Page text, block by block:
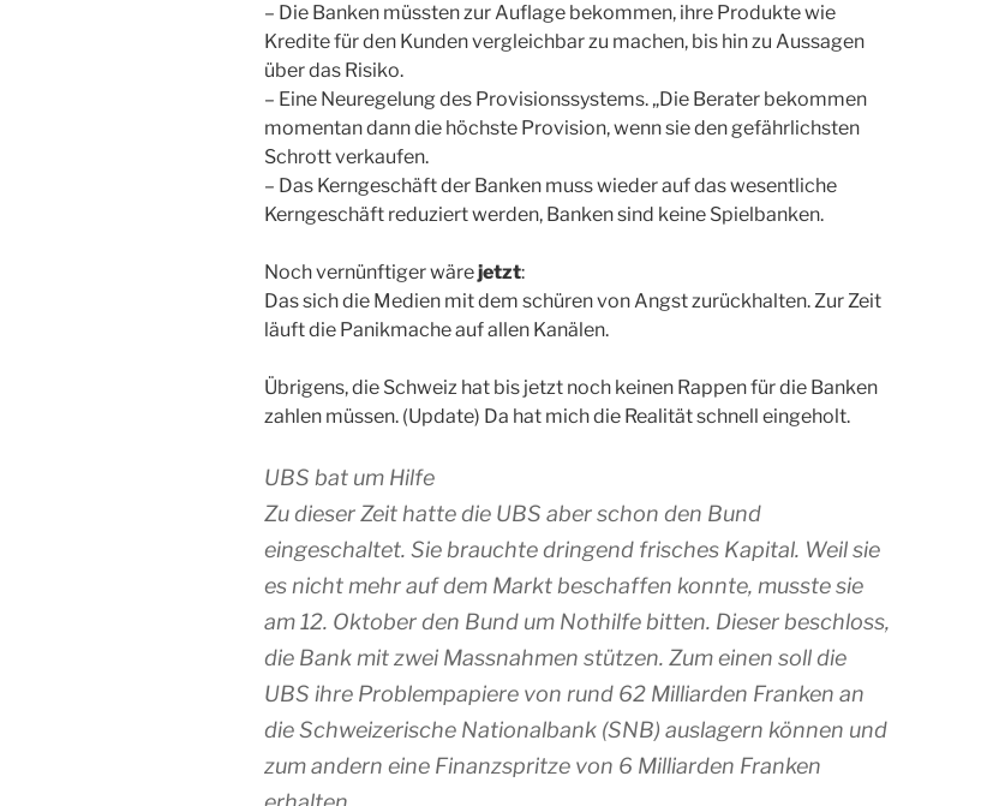
– Die Banken müssten zur Auflage bekommen, ihre Produkte wie
Kredite für den Kunden vergleichbar zu machen, bis hin zu Aussagen
über das Risiko.
– Eine Neuregelung des Provisionssystems. „Die Berater bekommen
momentan dann die höchste Provision, wenn sie den gefährlichsten
Schrott verkaufen.
– Das Kerngeschäft der Banken muss wieder auf das wesentliche
Kerngeschäft reduziert werden, Banken sind keine Spielbanken.
Noch vernünftiger wärejetzt:
Das sich die Medien mit dem schüren von Angst zurückhalten. Zur Zeit
läuft die Panikmache auf allen Kanälen.
Übrigens, die Schweiz hat bis jetzt noch keinen Rappen für die Banken
zahlen müssen. (Update) Da hat mich die Realität schnell eingeholt.
UBS bat um Hilfe
Zu dieser Zeit hatte die UBS aber schon den Bund
eingeschaltet. Sie brauchte dringend frisches Kapital. Weil sie
es nicht mehr auf dem Markt beschaffen konnte, musste sie
am 12. Oktober den Bund um Nothilfe bitten. Dieser beschloss,
die Bank mit zwei Massnahmen stützen. Zum einen soll die
UBS ihre Problempapiere von rund 62 Milliarden Franken an
die Schweizerische Nationalbank (SNB) auslagern können und
zum andern eine Finanzspritze von 6 Milliarden Franken